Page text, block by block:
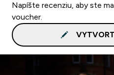
Napíšte recenziu, aby ste
voucher.